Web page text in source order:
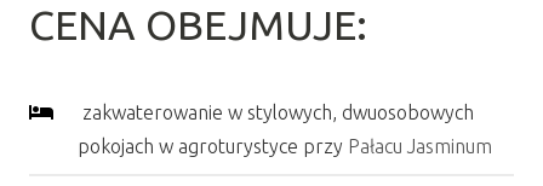
CENA OBEJMUJE:
zakwaterowanie w stylowych, dwuosobowych
pokojach w agroturystyce przy Pałacu Jasminum